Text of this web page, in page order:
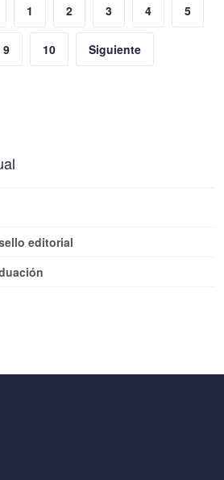
1 2 3 4 5
9 10 Siguiente
editorial